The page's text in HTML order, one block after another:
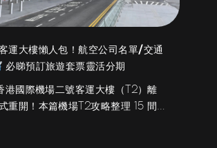
運大樓懶人包！航空公司名單/交通
必睇預訂旅遊套票靈活分期
國際機場二號客運大樓（T2）離
重開！本篇機場T2攻略整理 15 間